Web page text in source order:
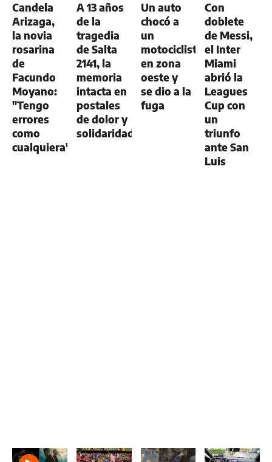
Candela
Arizaga,
la novia
rosarina
de
Facundo
Moyano:
"Tengo
errores
como
cualquiera"
A 13 años
de la
tragedia
de Salta
2141, la
memoria
intacta en
postales
de dolor y
solidaridad
Un auto
chocó a
un
motociclista
en zona
oeste y
se dio a la
fuga
Con
doblete
de Messi,
el Inter
Miami
abrió la
Leagues
Cup con
un
triunfo
ante San
Luis